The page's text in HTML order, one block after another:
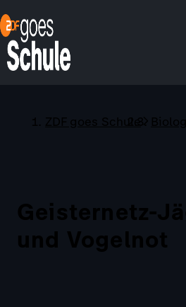
ZDF goes Schule
Geisternetz-
und Vogelnot